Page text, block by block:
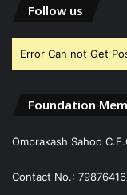
Follow us
Error Can not Get
Foundation
Omprakash Sahoo
Contact No.: